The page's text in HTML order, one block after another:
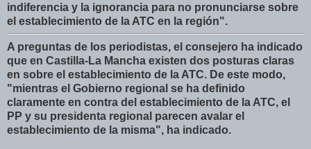
indiferencia y la ignorancia para no pronunciarse sobre
el establecimiento de la ATC en la región".
A preguntas de los periodistas, el consejero ha indicado
que en Castilla-La Mancha existen dos posturas claras
en sobre el establecimiento de la ATC. De este modo,
"mientras el Gobierno regional se ha definido
claramente en contra del establecimiento de la ATC, el
PP y su presidenta regional parecen avalar el
establecimiento de la misma", ha indicado.